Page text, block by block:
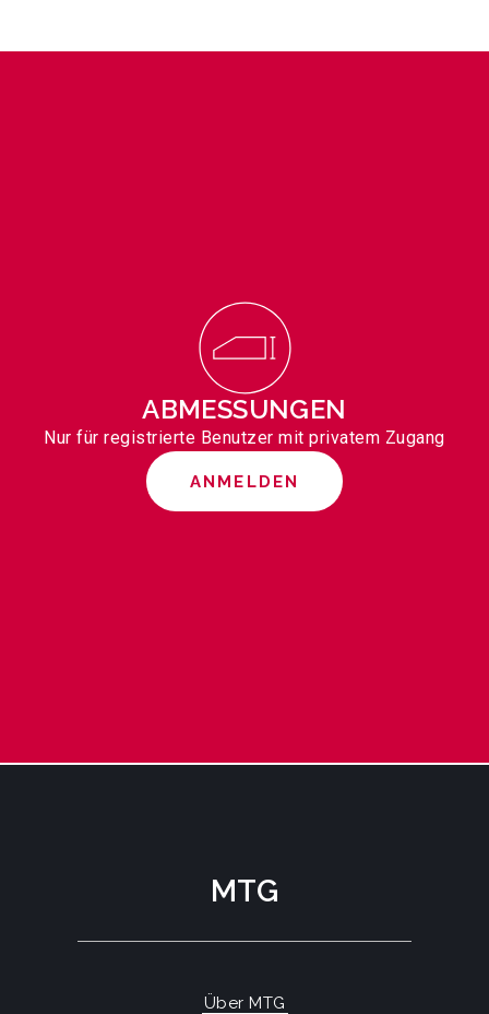
ABMESSUNGEN
Nur für registrierte Benutzer mit privatem Zugang
ANMELDEN
MTG
Über MTG